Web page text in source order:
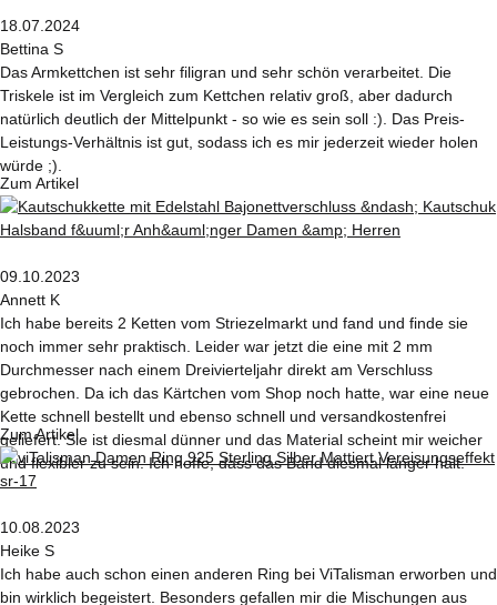
18.07.2024
Bettina S
Das Armkettchen ist sehr filigran und sehr schön verarbeitet. Die
Triskele ist im Vergleich zum Kettchen relativ groß, aber dadurch
natürlich deutlich der Mittelpunkt - so wie es sein soll :). Das Preis-
Leistungs-Verhältnis ist gut, sodass ich es mir jederzeit wieder holen
würde ;).
Zum Artikel
09.10.2023
Annett K
Ich habe bereits 2 Ketten vom Striezelmarkt und fand und finde sie
noch immer sehr praktisch. Leider war jetzt die eine mit 2 mm
Durchmesser nach einem Dreivierteljahr direkt am Verschluss
gebrochen. Da ich das Kärtchen vom Shop noch hatte, war eine neue
Kette schnell bestellt und ebenso schnell und versandkostenfrei
geliefert. Sie ist diesmal dünner und das Material scheint mir weicher
und flexibler zu sein. Ich hoffe, dass das Band diesmal länger hält.
Zum Artikel
10.08.2023
Heike S
Ich habe auch schon einen anderen Ring bei ViTalisman erworben und
bin wirklich begeistert. Besonders gefallen mir die Mischungen aus